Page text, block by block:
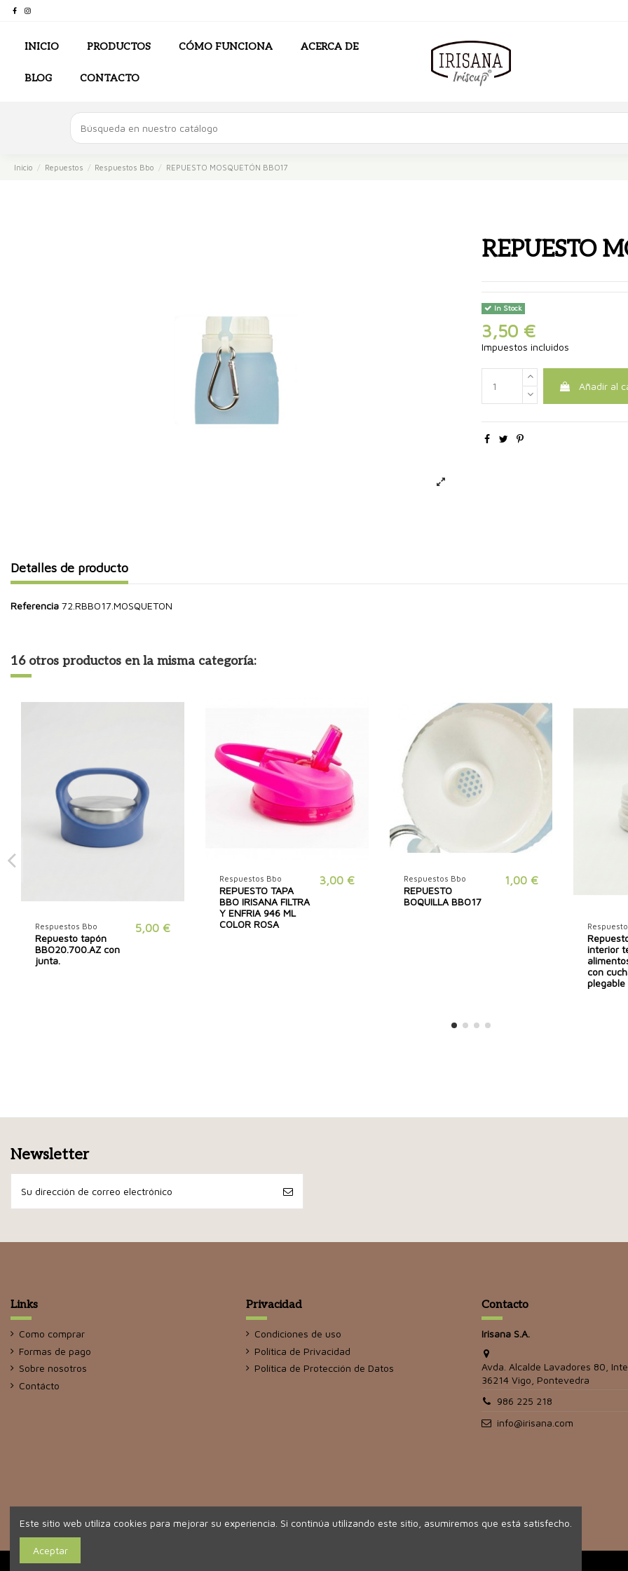
INICIO PRODUCTOS CÓMO FUNCIONA ACERCA DE
BLOG CONTACTO
Inicio Repuestos Respuestos Bbo REPUESTO MOSQUETÓN BBO17
REPUESTO
In Stock
3,50 €
Impuestos incluidos
Añadir al
Detalles de producto
Referencia 72.RBBO17.MOSQUETON
16 otros productos en la misma categoría:
Respuestos Bbo
Repuesto tapón
BBO20.700.AZ con
junta.
5,00 €
Respuestos Bbo
REPUESTO TAPA
BBO IRISANA FILTRA
Y ENFRIA 946 ML
COLOR ROSA
3,00 € Respuestos Bbo
REPUESTO
BOQUILLA BBO17
1,00 €
interior
con
plegable
Newsletter
Links
Como comprar
Formas de pago
Sobre nosotros
Contácto
Privacidad
Condiciones de uso
Política de Privacidad
Política de Protección de Datos
Contacto
Irisana S.A.
Avda. Alcalde Lavadores 80,
36214 Vigo, Pontevedra
986 225 218
info@irisana.com
Este sitio web utiliza cookies para mejorar su experiencia. Si continúa utilizando este sitio, asumiremos que está satisfecho.
Aceptar